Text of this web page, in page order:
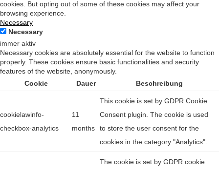
cookies. But opting out of some of these cookies may affect your
browsing experience.
Necessary
Necessary
immer aktiv
Necessary cookies are absolutely essential for the website to function
properly. These cookies ensure basic functionalities and security
features of the website, anonymously.
Cookie
Dauer Beschreibung
cookielawinfo-
checkbox-analytics
11
months
This cookie is set by GDPR Cookie
Consent plugin. The cookie is used
to store the user consent for the
cookies in the category "Analytics".
The cookie is set by GDPR cookie